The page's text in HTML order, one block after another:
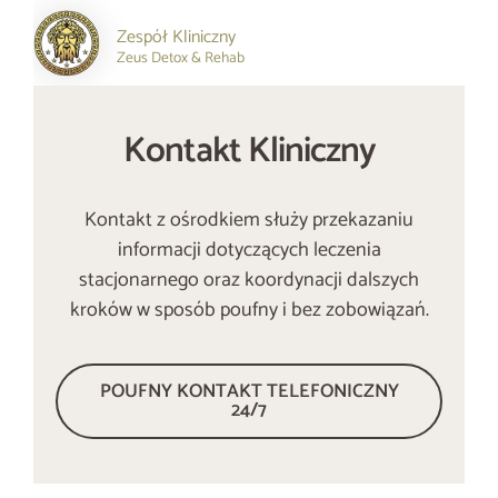
Zespół Kliniczny
Zeus Detox & Rehab
Kontakt Kliniczny
Kontakt z ośrodkiem służy przekazaniu
informacji dotyczących leczenia
stacjonarnego oraz koordynacji dalszych
kroków w sposób poufny i bez zobowiązań.
POUFNY KONTAKT TELEFONICZNY
24/7